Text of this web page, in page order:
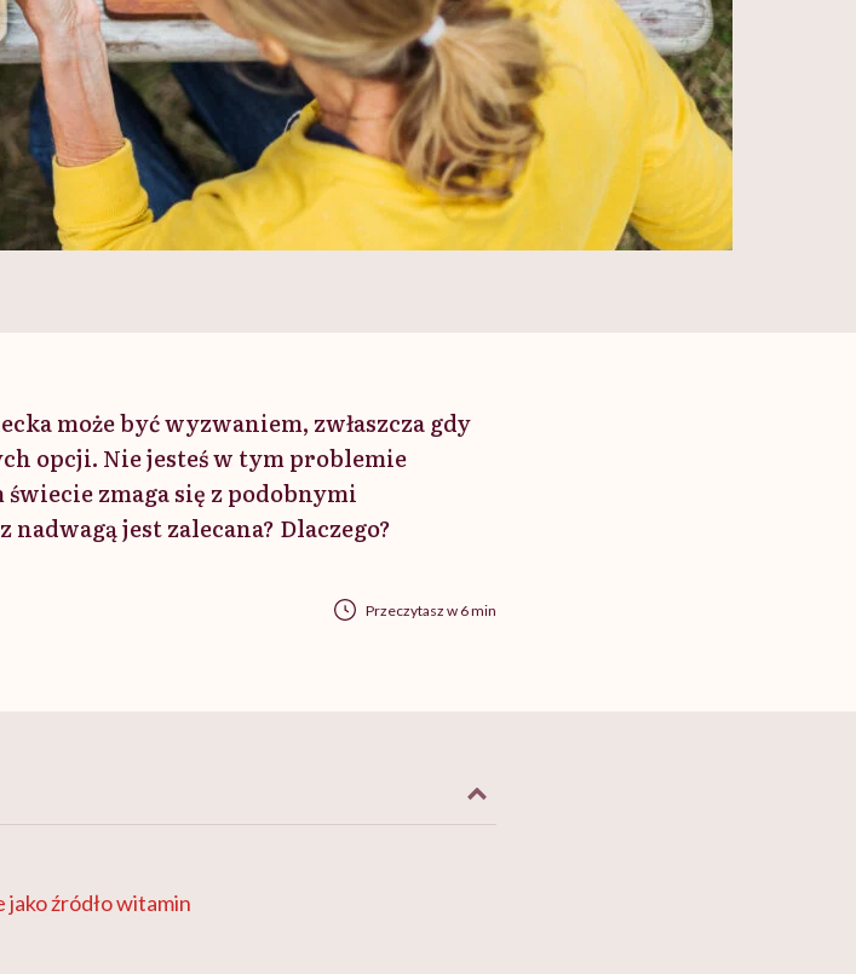
może być wyzwaniem, zwłaszcza gdy
opcji. Nie jesteś w tym problemie
zmaga się z podobnymi
jest zalecana? Dlaczego?
Przeczytasz w 6 min
źródło witamin